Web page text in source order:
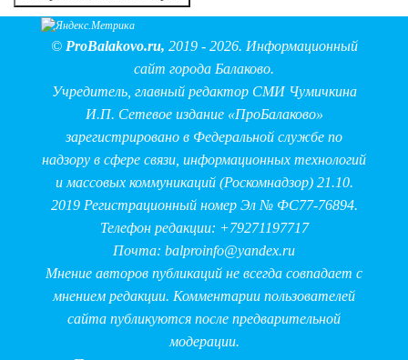
© ProBalakovo.ru, 2019 - 2026. Информационный
сайт города Балаково.
Учредитель, главный редактор СМИ Чумичкина
И.П. Сетевое издание «ПроБалаково»
зарегистрировано в Федеральной службе по
надзору в сфере связи, информационных технологий
и массовых коммуникаций (Роскомнадзор) 21.10.
2019 Регистрационный номер Эл № ФС77-76894.
Телефон редакции: +79271197717
Почта: balproinfo@yandex.ru
Мнение авторов публикаций не всегда совпадает с
мнением редакции. Комментарии пользователей
сайта публикуются после предварительной
модерации.